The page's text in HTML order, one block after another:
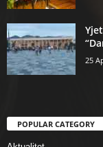
25
POPULAR CATEGORY